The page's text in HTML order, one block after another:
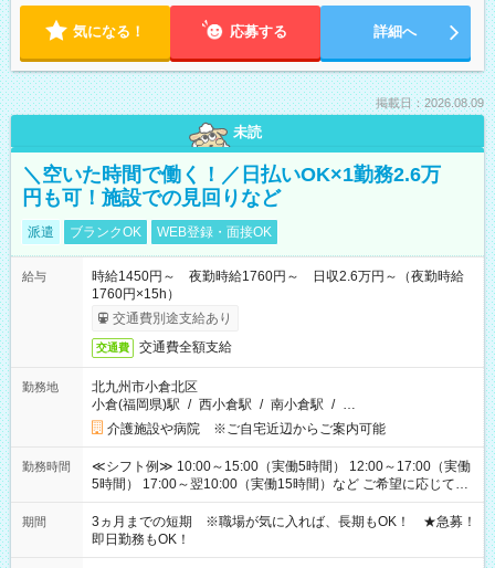
気になる！ 応募する 詳細へ
掲載日：2026.08.09
未読
＼空いた時間で働く！／日払いOK×1勤務2.6万
円も可！施設での見回りなど
派遣 ブランクOK WEB登録・面接OK
給与
時給1450円～ 夜勤時給1760円～ 日収2.6万円～（夜勤時給
1760円×15h）
交通費別途支給あり
交通費 交通費全額支給
勤務地
北九州市小倉北区
小倉(福岡県)駅 / 西小倉駅 / 南小倉駅 / …
介護施設や病院 ※ご自宅近辺からご案内可能
勤務時間
≪シフト例≫ 10:00～15:00（実働5時間） 12:00～17:00（実働
5時間） 17:00～翌10:00（実働15時間）など ご希望に応じて、
働く時間は調整できます！ お気軽に担当へ相談ください！
期間
3ヵ月までの短期 ※職場が気に入れば、長期もOK！ ★急募！
即日勤務もOK！